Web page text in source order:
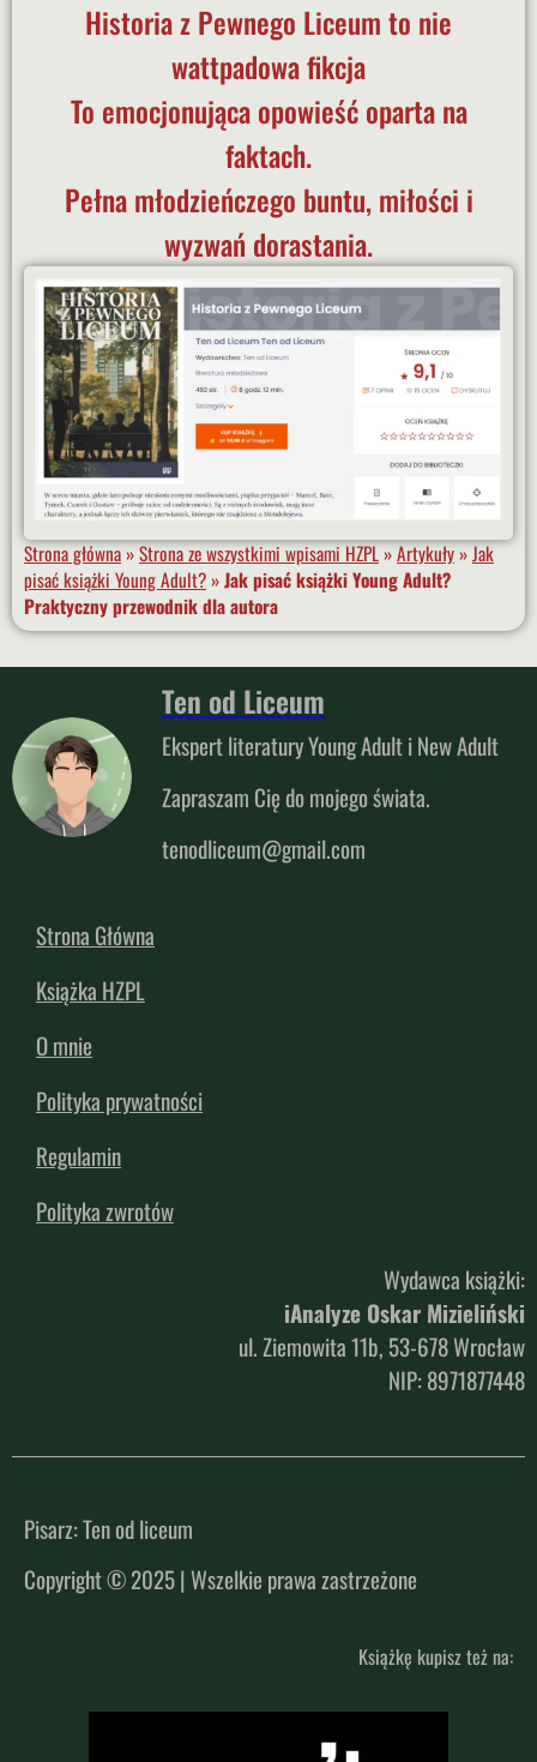
Historia z Pewnego Liceum to nie
wattpadowa fikcja
To emocjonująca opowieść oparta na
faktach.
Pełna młodzieńczego buntu, miłości i
wyzwań dorastania.
Strona główna»Strona ze wszystkimi wpisami HZPL»Artykuły»Jak
pisać książki Young Adult?»Jak pisać książki Young Adult?
Praktyczny przewodnik dla autora
Ten od Liceum
Ekspert literatury Young Adult i New Adult
Zapraszam Cię do mojego świata.
tenodliceum@gmail.com
Strona Główna
Książka HZPL
O mnie
Polityka prywatności
Regulamin
Polityka zwrotów
Wydawca książki:
iAnalyze Oskar Mizieliński
ul. Ziemowita 11b, 53-678 Wrocław
NIP: 8971877448
Pisarz: Ten od liceum
Copyright © 2025 | Wszelkie prawa zastrzeżone
Książkę kupisz też na: